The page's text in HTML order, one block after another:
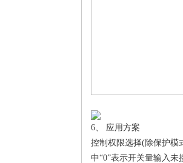
6、 应用方案
控制权限选择(除保护模
中“0”表示开关量输入未